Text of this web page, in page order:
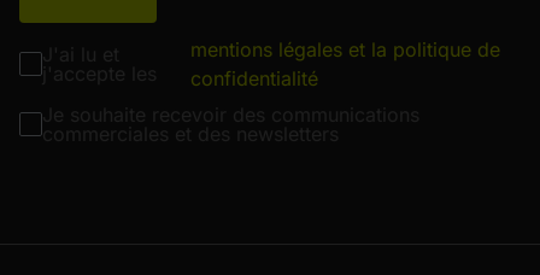
mentions légales et la politique de
confidentialité